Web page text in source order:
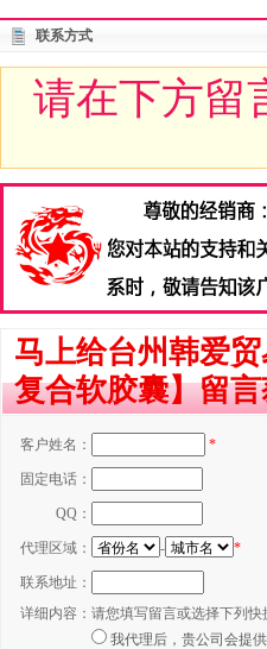
联系方式
请在下方留
马上给台州韩爱
复合软胶囊】留
客户姓名： *
固定电话：
QQ：
代理区域： - *
联系地址：
详细内容： 请您填写留言或选择下列快
我代理后，贵公司会提